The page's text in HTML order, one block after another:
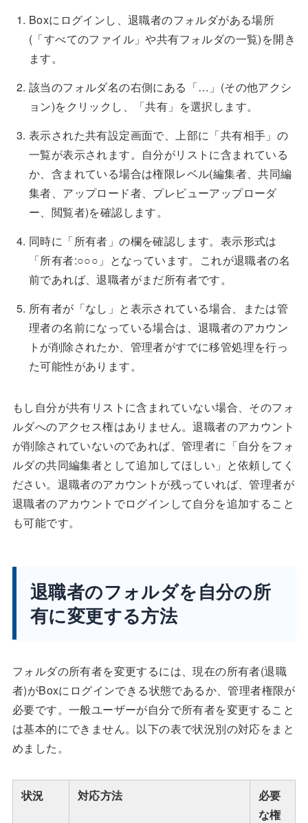
Boxにログインし、退職者のフォルダがある場所
(「すべてのファイル」や共有フォルダの一覧)を開き
ます。
該当のフォルダ名の右側にある「…」(その他アクシ
ョン)をクリックし、「共有」を選択します。
表示された共有設定画面で、上部に「共有相手」の
一覧が表示されます。自分がリストに含まれている
か、含まれている場合は権限レベル(編集者、共同編
集者、アップロード者、プレビューアップローダ
ー、閲覧者)を確認します。
同時に「所有者」の欄を確認します。表示形式は
「所有者:○○○」となっています。これが退職者の名
前であれば、退職者がまだ所有者です。
所有者が「なし」と表示されている場合、または管
理者の名前になっている場合は、退職者のアカウン
トが削除されたか、管理者がすでに移管処理を行っ
た可能性があります。
もし自分が共有リストに含まれていない場合、そのフォ
ルダへのアクセス権はありません。退職者のアカウント
が削除されていないのであれば、管理者に「自分をフォ
ルダの共同編集者として追加してほしい」と依頼してく
ださい。退職者のアカウントが残っていれば、管理者が
退職者のアカウントでログインして自分を追加すること
も可能です。
退職者のフォルダを自分の所
有に変更する方法
フォルダの所有者を変更するには、現在の所有者(退職
者)がBoxにログインできる状態であるか、管理者権限が
必要です。一般ユーザーが自分で所有者を変更すること
は基本的にできません。以下の表で状況別の対応をまと
めました。
状況 対応方法
必要
な権